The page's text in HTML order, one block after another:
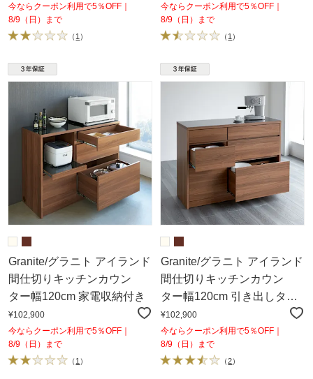
今ならクーポン利用で5％OFF｜
8/9（日）まで
（ 1 ）
今ならクーポン利用で5％OFF｜
8/9（日）まで
（ 1 ）
Granite/グラニト アイランド
間仕切りキッチンカウン
ター幅120cm 家電収納付き
¥102,900
今ならクーポン利用で5％OFF｜
8/9（日）まで
（ 1 ）
Granite/グラニト アイランド
間仕切りキッチンカウン
ター幅120cm 引き出しタイ
プ
¥102,900
今ならクーポン利用で5％OFF｜
8/9（日）まで
（2）